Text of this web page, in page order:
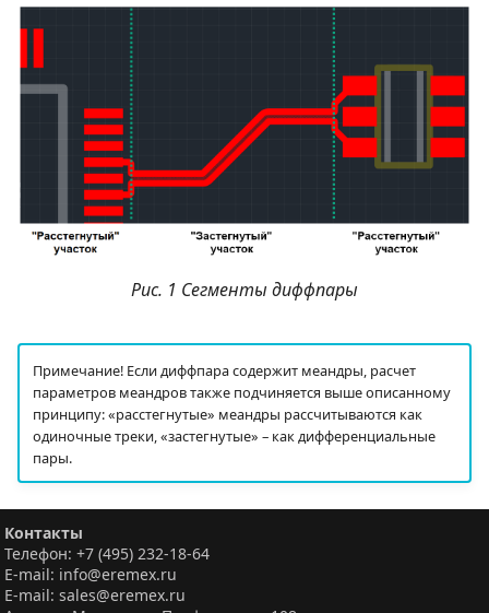
Рис. 1 Сегменты диффпары
Примечание! Если диффпара содержит меандры, расчет
параметров меандров также подчиняется выше описанному
принципу: «расстегнутые» меандры рассчитываются как
одиночные треки, «застегнутые» – как дифференциальные
пары.
Контакты
Телефон: +7 (495) 232-18-64
E-mail: info@eremex.ru
E-mail: sales@eremex.ru